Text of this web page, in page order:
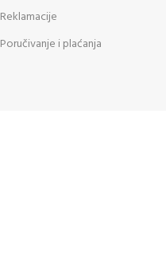
Reklamacije
Poručivanje i plaćanja